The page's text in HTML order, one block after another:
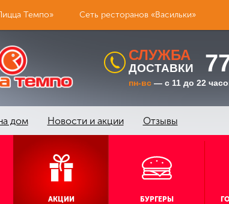
Темпо» Сеть ресторанов «Васильки»
СЛУЖБА
ДОСТАВКИ
пн-вс— с 11 до 22
дом Новости и акции Отзывы
АКЦИИ БУРГЕРЫ